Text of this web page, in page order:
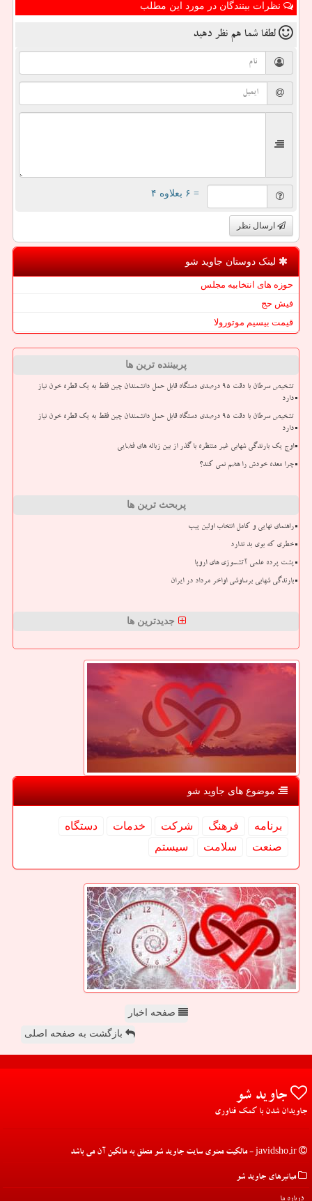
نظرات بینندگان در مورد این مطلب
لطفا شما هم نظر دهید
= ۶ بعلاوه ۴
ارسال نظر
لینک دوستان جاوید شو
حوزه های انتخابیه مجلس
فیش حج
قیمت بیسیم موتورولا
پربیننده ترین ها
تشخیص سرطان با دقت ۹۵ درصدی دستگاه قابل حمل دانشمندان چین فقط به یک قطره خون نیاز
دارد
تشخیص سرطان با دقت ۹۵ درصدی دستگاه قابل حمل دانشمندان چین فقط به یک قطره خون نیاز
دارد
اوج یک بارندگی شهابی غیر منتظره با گذر از بین زباله های فضایی
چرا معده خودش را هضم نمی کند؟
پربحث ترین ها
راهنمای نهایی و کامل انتخاب اولین پیپ
خطری که بوی بد ندارد
پشت پرده علمی آتشسوزی های اروپا
بارندگی شهابی برساوشی اواخر مرداد در ایران
جدیدترین ها
موضوع های جاوید شو
برنامه فرهنگ شركت خدمات
دستگاه
صنعت
سلامت سیستم
صفحه اخبار
بازگشت به صفحه اصلی
جاوید شو
جاویدان شدن با کمک فناوری
میانبرهای جاوید شو